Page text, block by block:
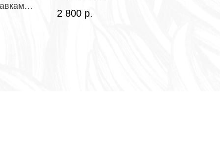
пропиткой
2 800 р.